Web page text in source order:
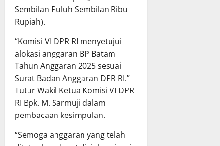
Sembilan Puluh Sembilan Ribu
Rupiah).
“Komisi VI DPR RI menyetujui
alokasi anggaran BP Batam
Tahun Anggaran 2025 sesuai
Surat Badan Anggaran DPR RI.”
Tutur Wakil Ketua Komisi VI DPR
RI Bpk. M. Sarmuji dalam
pembacaan kesimpulan.
“Semoga anggaran yang telah